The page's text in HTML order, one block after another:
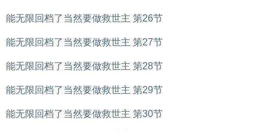
能无限回档了当然要做救世主 第26节
能无限回档了当然要做救世主 第27节
能无限回档了当然要做救世主 第28节
能无限回档了当然要做救世主 第29节
能无限回档了当然要做救世主 第30节